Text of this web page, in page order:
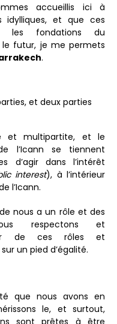
accueillis ici à
idylliques, et que ces
les fondations du
le futur, je me permets
.
et deux parties
et multipartite, et le
l’Icann se tiennent
d’agir dans l’intérêt
interest), à l’intérieur
l’Icann.
nous a un rôle et des
respectons et
de ces rôles et
un pied d’égalité.
que nous avons en
le, et surtout,